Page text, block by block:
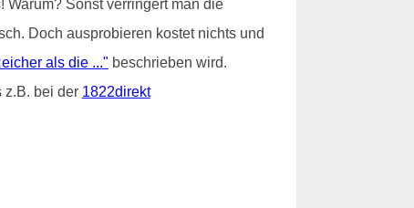
Sonst verringert man die
Doch ausprobieren kostet nichts und
als die ..." beschrieben wird.
z.B. bei der 1822direkt